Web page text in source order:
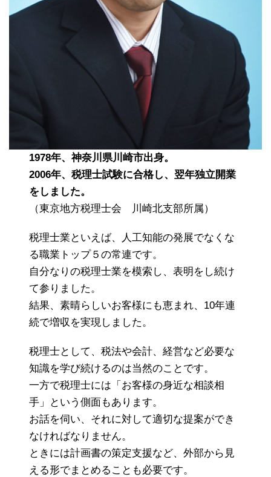
1978年、神奈川県川崎市出身。
2006年、税理士試験に合格し、翌年独立開業
をしました。
（東京地方税理士会 川崎北支部所属）
税理士業といえば、人工知能の発展でなくな
る職業トップ５の常連です。
自分なりの税理士業を模索し、表明をし続け
て参りました。
結果、素晴らしいお客様にも恵まれ、10年連
続で増収を実現しました。
税理士として、税法や会計、経営など必要な
知識を学び続けるのは当然のことです。
一方で税理士には「お客様の身近な相談相
手」という側面もあります。
お話を伺い、それに対して適切な提案ができ
なければなりません。
ときには計画書の策定支援など、外部から見
える形でまとめることも必要です。